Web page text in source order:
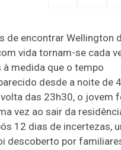
de encontrar Wellington
vida tornam-se cada
medida que o tempo
desde a noite de
das 23h30, o jovem
vez ao sair da
12 dias de incertezas,
descoberto por